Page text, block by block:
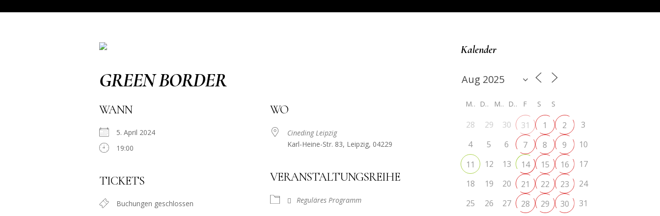
GREEN BORDER
WANN
5. April 2024
19:00
TICKETS
Buchungen geschlossen
WO
Cineding Leipzig
Karl-Heine-Str. 83, Leipzig, 04229
VERANSTALTUNGSREIHE
Reguläres Programm
Kalender
M D M D F S S
28 29 30 31 1 2
3
4
5 6 7 8 9
10
11
12 13 14 15 16
17
18
19 20 21 22 23
24
25
26 27 28 29 30 31